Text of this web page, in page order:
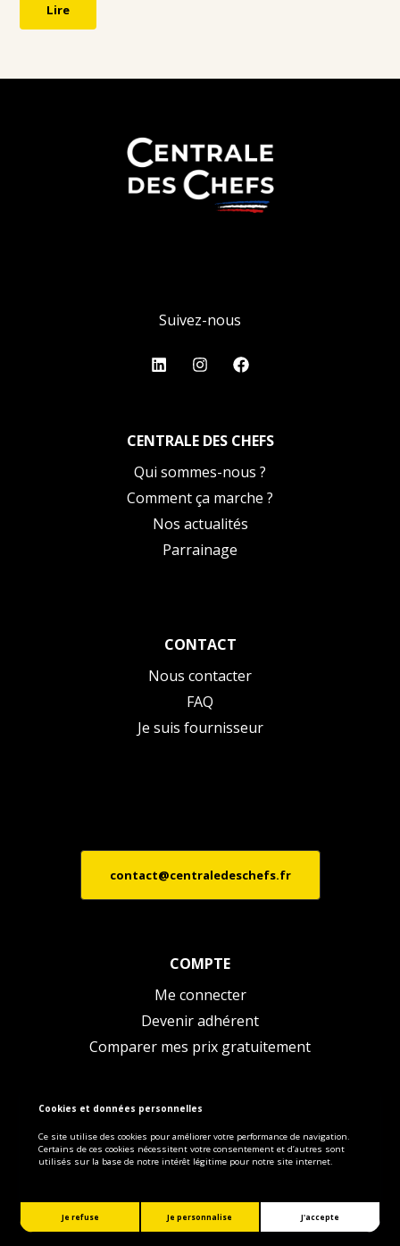
Lire
Suivez-nous
CENTRALE DES CHEFS
Qui sommes-nous ?
Comment ça marche ?
Nos actualités
Parrainage
CONTACT
Nous contacter
FAQ
Je suis fournisseur
contact@centraledeschefs.fr
COMPTE
Me connecter
Devenir adhérent
Comparer mes prix gratuitement
confidentialité|
Cookies et données personnelles
Ce site utilise des cookies pour améliorer votre performance de navigation.
Certains de ces cookies nécessitent votre consentement et d’autres sont
utilisés sur la base de notre intérêt légitime pour notre site internet.
Je refuse Je personnalise J'accepte